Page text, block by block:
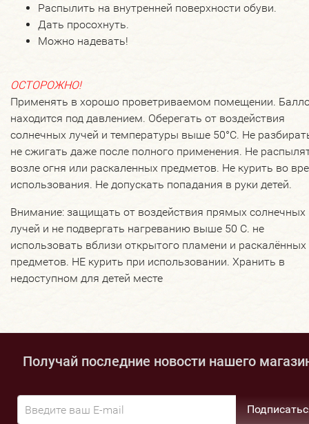
Распылить на внутренней поверхности обуви.
Дать просохнуть.
Можно надевать!
ОСТОРОЖНО!
Применять в хорошо проветриваемом помещении.
находится под давлением. Оберегать от воздействия
солнечных лучей и температуры выше 50°С. Не
не сжигать даже после полного применения. Не
возле огня или раскаленных предметов. Не курить во
использования. Не допускать попадания в руки детей.
Внимание: защищать от воздействия прямых солнечных
лучей и не подвергать нагреванию выше 50 С. не
использовать вблизи открытого пламени и раскалённых
предметов. НЕ курить при использовании. Хранить в
недоступном для детей месте
Получай последние новости нашего